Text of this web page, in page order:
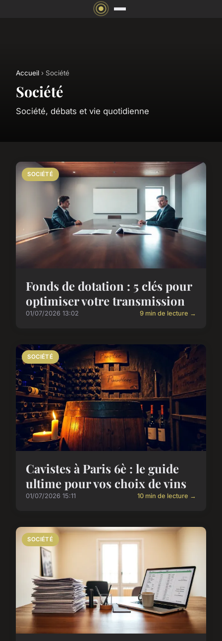
Accueil › Société
Société
Société, débats et vie quotidienne
SOCIÉTÉ
Fonds de dotation : 5 clés pour
optimiser votre transmission
01/07/2026 13:02 9 min de lecture →
SOCIÉTÉ
Cavistes à Paris 6è : le guide
ultime pour vos choix de vins
01/07/2026 15:11 10 min de lecture →
SOCIÉTÉ